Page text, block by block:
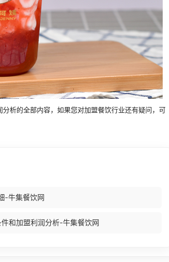
析的全部内容，如果您对加盟餐饮行业还有疑问，可
-牛集餐饮网
和加盟利润分析-牛集餐饮网